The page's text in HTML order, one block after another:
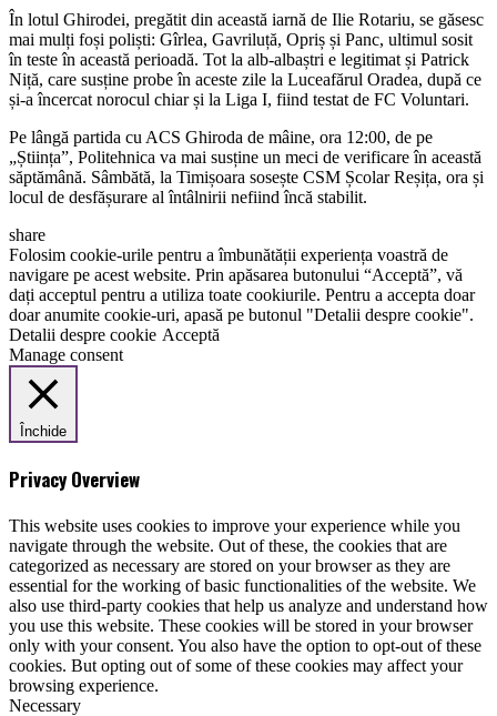
În lotul Ghirodei, pregătit din această iarnă de Ilie Rotariu, se găsesc
mai mulți foși poliști: Gîrlea, Gavriluță, Opriș și Panc, ultimul sosit
în teste în această perioadă. Tot la alb-albaștri e legitimat și Patrick
Niță, care susține probe în aceste zile la Luceafărul Oradea, după ce
și-a încercat norocul chiar și la Liga I, fiind testat de FC Voluntari.
Pe lângă partida cu ACS Ghiroda de mâine, ora 12:00, de pe
„Știința”, Politehnica va mai susține un meci de verificare în această
săptămână. Sâmbătă, la Timișoara sosește CSM Școlar Reșița, ora și
locul de desfășurare al întâlnirii nefiind încă stabilit.
share
Folosim cookie-urile pentru a îmbunătății experiența voastră de
navigare pe acest website. Prin apăsarea butonului “Acceptă”, vă
dați acceptul pentru a utiliza toate cookiurile. Pentru a accepta doar
doar anumite cookie-uri, apasă pe butonul "Detalii despre cookie".
Detalii despre cookie Acceptă
Manage consent
Închide
Privacy Overview
This website uses cookies to improve your experience while you
navigate through the website. Out of these, the cookies that are
categorized as necessary are stored on your browser as they are
essential for the working of basic functionalities of the website. We
also use third-party cookies that help us analyze and understand how
you use this website. These cookies will be stored in your browser
only with your consent. You also have the option to opt-out of these
cookies. But opting out of some of these cookies may affect your
browsing experience.
Necessary